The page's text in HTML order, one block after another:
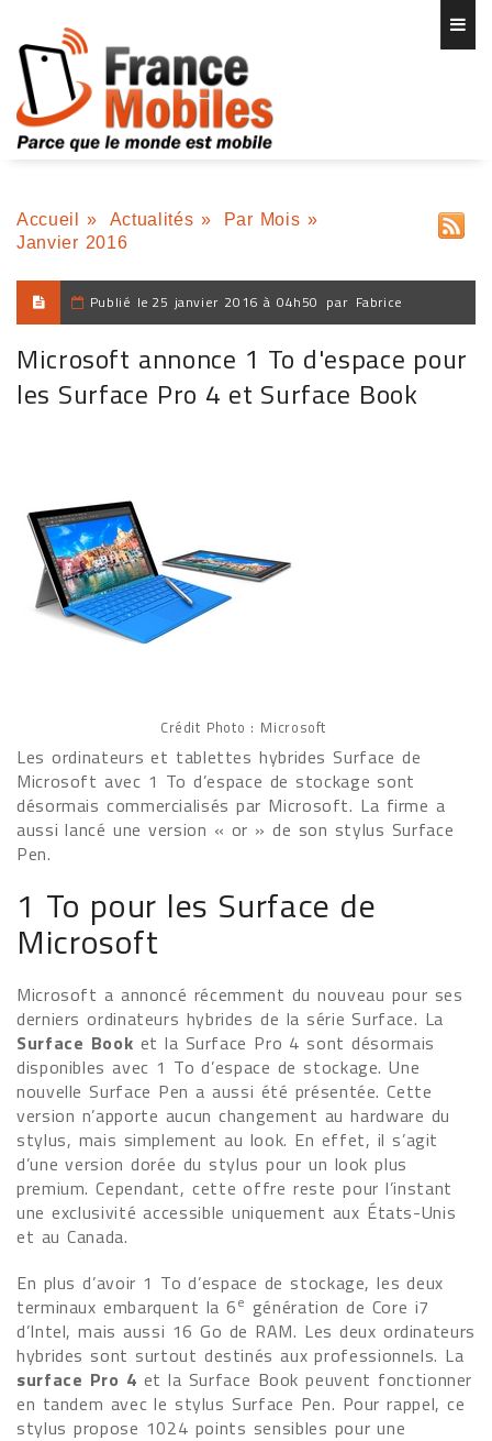
Accueil » Actualités » Par Mois »
Janvier 2016
Publié le 25 janvier 2016 à 04h50 par Fabrice
Microsoft annonce 1 To d'espace pour
les Surface Pro 4 et Surface Book
Crédit Photo : Microsoft
Les ordinateurs et tablettes hybrides Surface de
Microsoft avec 1 To d’espace de stockage sont
désormais commercialisés par Microsoft. La firme a
aussi lancé une version « or » de son stylus Surface
Pen.
1 To pour les Surface de
Microsoft
Microsoft a annoncé récemment du nouveau pour ses
derniers ordinateurs hybrides de la série Surface. La
Surface Book et la Surface Pro 4 sont désormais
disponibles avec 1 To d’espace de stockage. Une
nouvelle Surface Pen a aussi été présentée. Cette
version n’apporte aucun changement au hardware du
stylus, mais simplement au look. En effet, il s’agit
d’une version dorée du stylus pour un look plus
premium. Cependant, cette offre reste pour l’instant
une exclusivité accessible uniquement aux États-Unis
et au Canada.
En plus d’avoir 1 To d’espace de stockage, les deux
terminaux embarquent la 6e génération de Core i7
d’Intel, mais aussi 16 Go de RAM. Les deux ordinateurs
hybrides sont surtout destinés aux professionnels. La
surface Pro 4 et la Surface Book peuvent fonctionner
en tandem avec le stylus Surface Pen. Pour rappel, ce
stylus propose 1024 points sensibles pour une